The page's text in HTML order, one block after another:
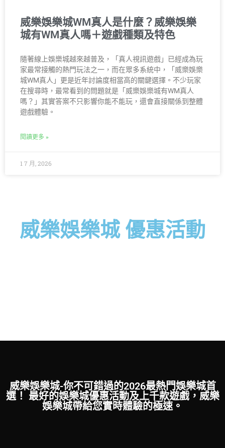
威樂娛樂城WM真人是什麼？威樂娛樂
城有WM真人嗎＋遊戲種類及特色
隨著線上娛樂城越來越普及，「真人視訊遊戲」已經成為玩
家最常接觸的熱門玩法之一，而在眾多系統中，「威樂娛樂
城WM真人」更是近年討論度相當高的關鍵選擇。不少玩家
在搜尋時，最常看到的問題就是「威樂娛樂城有WM真人
嗎？」其實答案不只影響你能不能玩，還會直接關係到整體
遊戲體驗。
閱讀更多 »
1 7 月, 2026
威樂娛樂城 優惠活動
威樂娛樂城-你不可錯過的2026最熱門娛樂城首
選！ 最好的娛樂城優惠活動及上千款遊戲，威樂
娛樂城帶給您實時體驗的極速。